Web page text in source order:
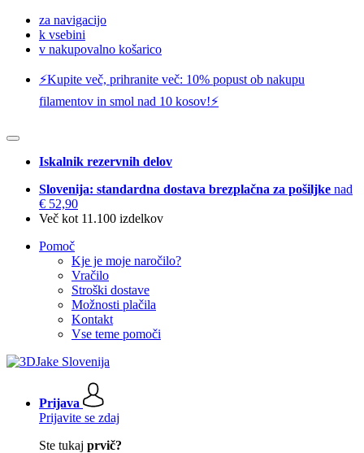
za navigacijo
k vsebini
v nakupovalno košarico
⚡️Kupite več, prihranite več: 10% popust ob nakupu
filamentov in smol nad 10 kosov!⚡️
Iskalnik rezervnih delov
Slovenija: standardna dostava brezplačna za pošiljke nad
€ 52,90
Več kot 11.100 izdelkov
Pomoč
Kje je moje naročilo?
Vračilo
Stroški dostave
Možnosti plačila
Kontakt
Vse teme pomoči
Prijava
Prijavite se zdaj
Ste tukaj prvič?